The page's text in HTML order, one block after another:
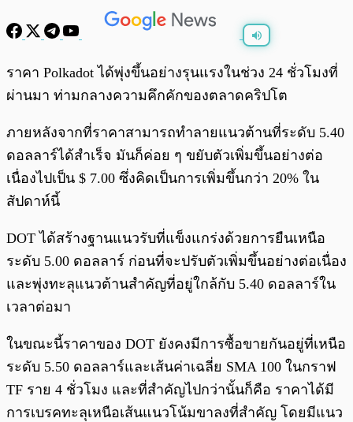
/ 0:00
ราคา Polkadot ได้พุ่งขึ้นอย่างรุนแรงในช่วง 24 ชั่วโมงที่
ผ่านมา ท่ามกลางความคึกคักของตลาดคริปโต
ภายหลังจากที่ราคาสามารถทำลายแนวต้านที่ระดับ 5.40
ดอลลาร์ได้สำเร็จ มันก็ค่อย ๆ ขยับตัวเพิ่มขึ้นอย่างต่อ
เนื่องไปเป็น $ 7.00 ซึ่งคิดเป็นการเพิ่มขึ้นกว่า 20% ใน
สัปดาห์นี้
DOT ได้สร้างฐานแนวรับที่แข็งแกร่งด้วยการยืนเหนือ
ระดับ 5.00 ดอลลาร์ ก่อนที่จะปรับตัวเพิ่มขึ้นอย่างต่อเนื่อง
และพุ่งทะลุแนวต้านสำคัญที่อยู่ใกล้กับ 5.40 ดอลลาร์ใน
เวลาต่อมา
ในขณะนี้ราคาของ DOT ยังคงมีการซื้อขายกันอยู่ที่เหนือ
ระดับ 5.50 ดอลลาร์และเส้นค่าเฉลี่ย SMA 100 ในกราฟ
TF ราย 4 ชั่วโมง และที่สำคัญไปกว่านั้นก็คือ ราคาได้มี
การเบรคทะลุเหนือเส้นแนวโน้มขาลงที่สำคัญ โดยมีแนว